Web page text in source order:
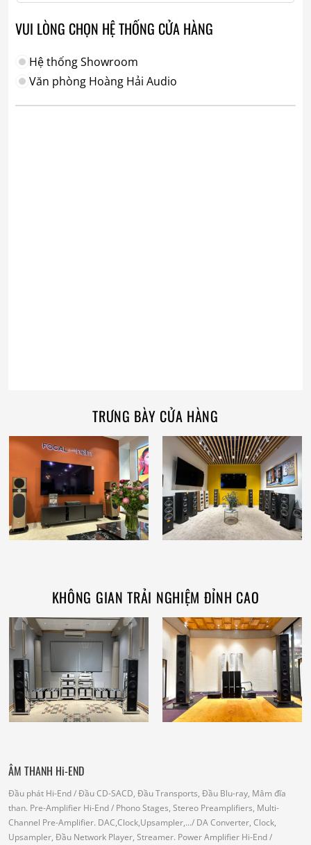
VUI LÒNG CHỌN HỆ THỐNG CỬA HÀNG
Hệ thống Showroom
Văn phòng Hoàng Hải Audio
TRƯNG BÀY CỬA HÀNG
KHÔNG GIAN TRẢI NGHIỆM ĐỈNH CAO
ÂM THANH Hi-END
Đầu phát Hi-End/ Đầu CD-SACD, Đầu Transports, Đầu Blu-ray, Mâm đĩa
than. Pre-Amplifier Hi-End/ Phono Stages, Stereo Preamplifiers, Multi-
Channel Pre-Amplifier. DAC,Clock,Upsampler,.../ DA Converter, Clock,
Upsampler, Đầu Network Player, Streamer. Power Amplifier Hi-End/